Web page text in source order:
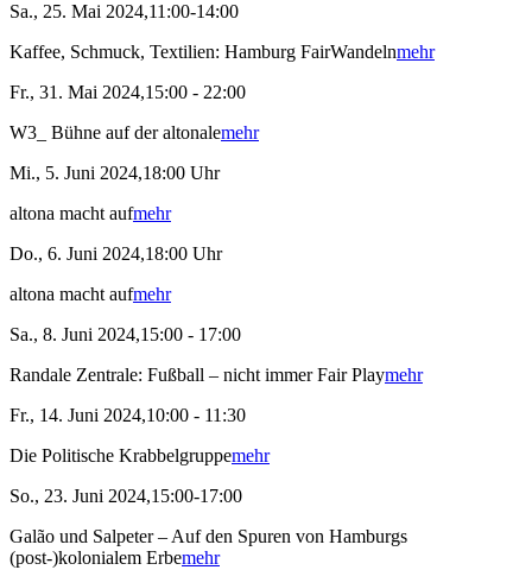
Sa., 25. Mai 2024,11:00-14:00
Kaffee, Schmuck, Textilien: Hamburg FairWandelnmehr
Fr., 31. Mai 2024,15:00 - 22:00
W3_ Bühne auf der altonalemehr
Mi., 5. Juni 2024,18:00 Uhr
altona macht aufmehr
Do., 6. Juni 2024,18:00 Uhr
altona macht aufmehr
Sa., 8. Juni 2024,15:00 - 17:00
Randale Zentrale: Fußball – nicht immer Fair Playmehr
Fr., 14. Juni 2024,10:00 - 11:30
Die Politische Krabbelgruppemehr
So., 23. Juni 2024,15:00-17:00
Galão und Salpeter – Auf den Spuren von Hamburgs
(post-)kolonialem Erbemehr